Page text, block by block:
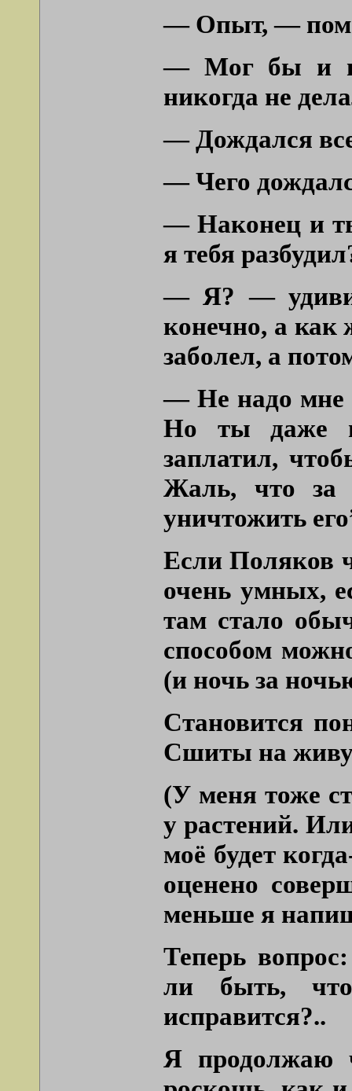
— Опыт, —
— Мог бы и
никогда не
— Дождался
— Чего
— Наконец и
я тебя
— Я? —
конечно, а как
заболел, а
— Не надо мне
Но ты даже
заплатил,
Жаль, что за
уничтожить
Если Поляков
очень умных,
там стало
способом
(и ночь за
Становится
Сшиты на
(У меня тоже
у растений.
моё будет
оценено
меньше я
Теперь
ли быть,
исправится?..
Я продолжаю